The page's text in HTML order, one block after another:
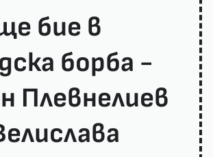
бие в
борба -
Плевнелиев